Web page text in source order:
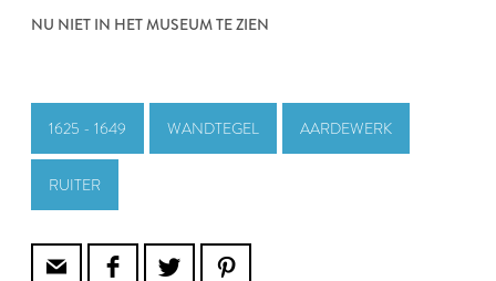
NU NIET IN HET MUSEUM TE ZIEN
1625 - 1649 WANDTEGEL AARDEWERK
RUITER